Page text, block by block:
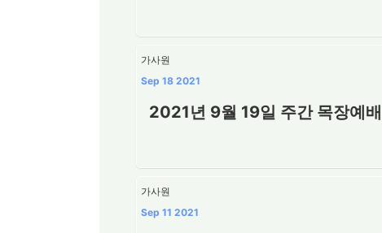
가사원
Sep 18 2021
2021년 9월 19일 주간 목장예
가사원
Sep 11 2021